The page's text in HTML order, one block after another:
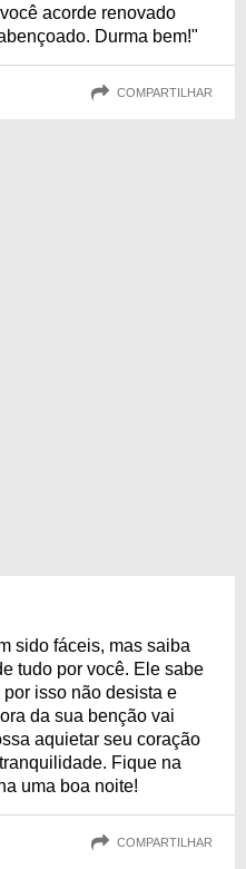
acorde renovado
Durma bem!"
COMPARTILHAR
sido fáceis, mas saiba
tudo por você. Ele sabe
isso não desista e
da sua benção vai
aquietar seu coração
Fique na
uma boa noite!
COMPARTILHAR